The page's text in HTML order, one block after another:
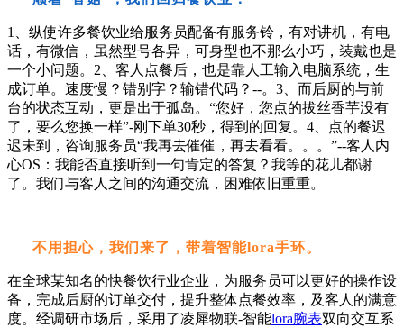
1、纵使许多餐饮业给服务员配备有服务铃，有对讲机，有电
话，有微信，虽然型号各异，可身型也不那么小巧，装戴也是
一个小问题。2、客人点餐后，也是靠人工输入电脑系统，生
成订单。速度慢？错别字？输错代码？--。3、而后厨的与前
台的状态互动，更是出于孤岛。“您好，您点的拔丝香芋没有
了，要么您换一样”-刚下单30秒，得到的回复。4、点的餐迟
迟未到，咨询服务员“我再去催催，再去看看。。。”--客人内
心OS：我能否直接听到一句肯定的答复？我等的花儿都谢
了。 我们与客人之间的沟通交流，困难依旧重重。
不用担心，我们来了，带着智能lora手环。
在全球某知名的快餐饮行业企业，为服务员可以更好的操作设
备，完成后厨的订单交付，提升整体点餐效率，及客人的满意
度。经调研市场后，采用了凌犀物联-智能lora腕表双向交互系